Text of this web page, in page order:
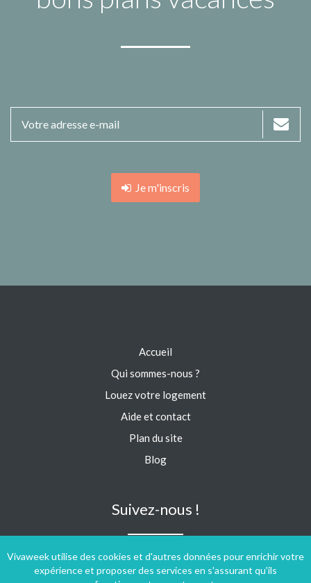
Je m'inscris
Vivaweek utilise des cookies et d'autres données pour enrichir votre
expérience et proposer des services en s'assurant qu'ils
Accueil
Qui sommes-nous ?
Louez votre logement
Aide et contact
Plan du site
Blog
Suivez-nous !